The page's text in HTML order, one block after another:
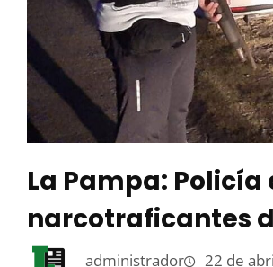
La Pampa:
narcotraficantes
administrador 22 de